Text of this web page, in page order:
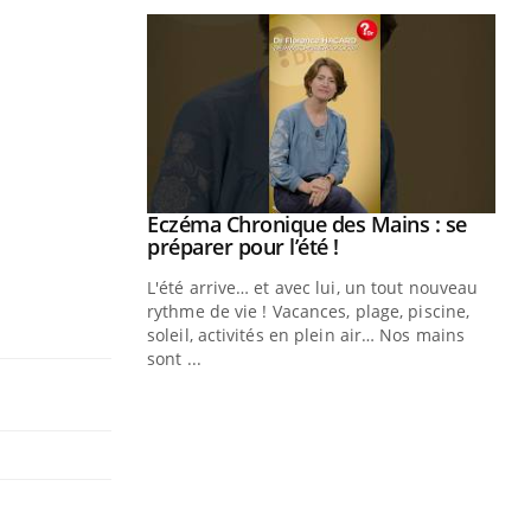
Youtube
Eczéma Chronique des Mains : se
préparer pour l’été !Youtube
L'été arrive… et avec lui, un tout nouveau
rythme de vie ! Vacances, plage, piscine,
soleil, activités en plein air… Nos mains
sont ...